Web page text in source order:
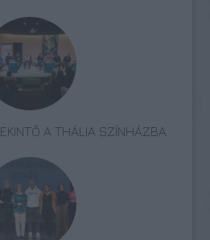
A THÁLIA SZÍNHÁZBA